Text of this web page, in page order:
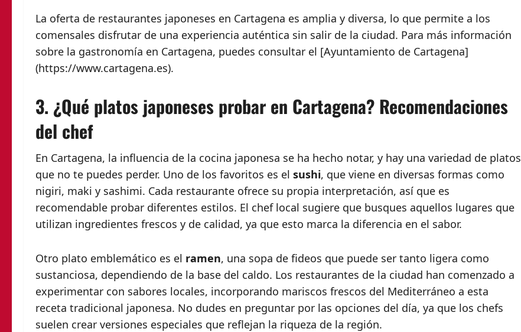
La oferta de restaurantes japoneses en Cartagena es amplia y diversa, lo que permite a los
comensales disfrutar de una experiencia auténtica sin salir de la ciudad. Para más información
sobre la gastronomía en Cartagena, puedes consultar el [Ayuntamiento de Cartagena]
(https://www.cartagena.es).
3. ¿Qué platos japoneses probar en Cartagena? Recomendaciones
del chef
En Cartagena, la influencia de la cocina japonesa se ha hecho notar, y hay una variedad de platos
que no te puedes perder. Uno de los favoritos es el sushi, que viene en diversas formas como
nigiri, maki y sashimi. Cada restaurante ofrece su propia interpretación, así que es
recomendable probar diferentes estilos. El chef local sugiere que busques aquellos lugares que
utilizan ingredientes frescos y de calidad, ya que esto marca la diferencia en el sabor.
Otro plato emblemático es el ramen, una sopa de fideos que puede ser tanto ligera como
sustanciosa, dependiendo de la base del caldo. Los restaurantes de la ciudad han comenzado a
experimentar con sabores locales, incorporando mariscos frescos del Mediterráneo a esta
receta tradicional japonesa. No dudes en preguntar por las opciones del día, ya que los chefs
suelen crear versiones especiales que reflejan la riqueza de la región.